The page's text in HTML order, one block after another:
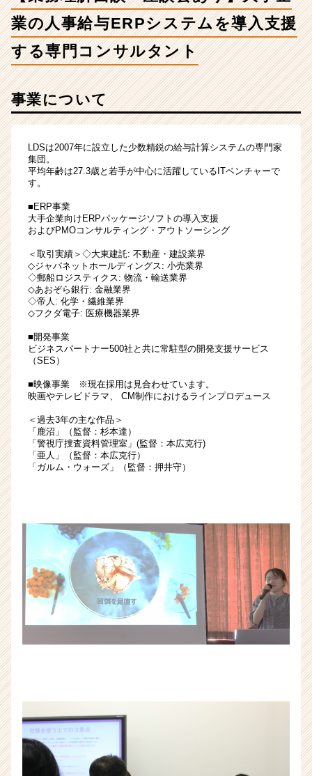
ERP
シ
テ
入
援
る
コ
ン
ル
タ
ン
ト
|
ン
ャ
ー・
長
企
業
ウ
ト
が
届
く
就
活
サ
ャ
（CheerCareer）
業の人事給与ERPシステムを導入支援
する専門コンサルタント
事業について
LDSは2007年に設立した少数精鋭の給与計算システムの専門家
集団。
平均年齢は27.3歳と若手が中心に活躍しているITベンチャーで
す。
■ERP事業
大手企業向けERPパッケージソフトの導入支援
およびPMOコンサルティング・アウトソーシング
＜取引実績＞◇大東建託: 不動産・建設業界
◇ジャパネットホールディングス: 小売業界
◇郵船ロジスティクス: 物流・輸送業界
◇あおぞら銀行: 金融業界
◇帝人: 化学・繊維業界
◇フクダ電子: 医療機器業界
■開発事業
ビジネスパートナー500社と共に常駐型の開発支援サービス
（SES）
■映像事業 ※現在採用は見合わせています。
映画やテレビドラマ、 CM制作におけるラインプロデュース
＜過去3年の主な作品＞
「鹿沼」（監督：杉本達）
「警視庁捜査資料管理室」(監督：本広克行)
「亜人」（監督：本広克行）
「ガルム・ウォーズ」（監督：押井守）